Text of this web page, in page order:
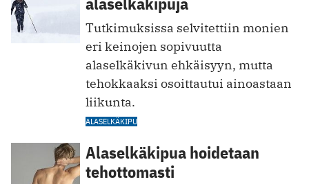
Tutkimuksissa selvitettiin monien
eri keinojen sopivuutta
alaselkäkivun ehkäisyyn, mutta
tehokkaaksi osoittautui ainoastaan
liikunta.
ALASELKÄKIPU
Alaselkäkipua hoidetaan
tehottomasti